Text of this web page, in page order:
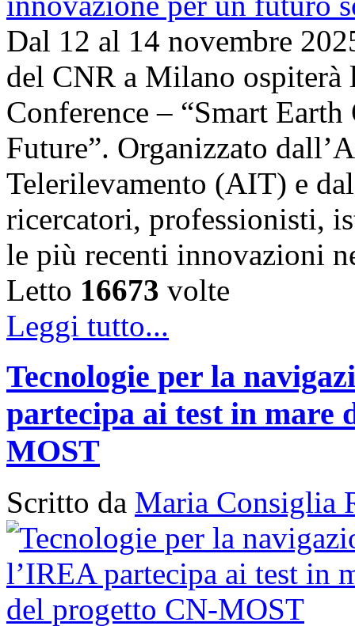
Dal 12 al 14 novembre
del CNR a Milano
Conference – “Smart
Future”. Organizzato
Telerilevamento (AIT) e
ricercatori, professionisti,
le più recenti innovazioni
Letto 16673 volte
Leggi tutto...
Tecnologie per la
partecipa ai test in mare
MOST
Scritto da Maria Consiglia